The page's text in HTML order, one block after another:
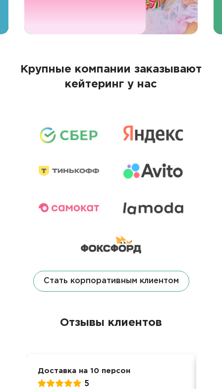
Крупные компании заказывают
кейтеринг у нас
Стать корпоративным клиентом
Отзывы клиентов
Доставка на 10 персон
5